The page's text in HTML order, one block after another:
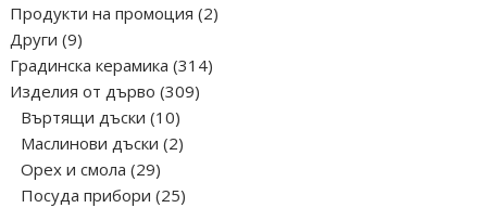
продукта
Продукти на промоция 22
Други 99
продукта
Градинска керамика 314314
Изделия от дърво 309309
Въртящи дъски 1010
продукта
Маслинови дъски 22
Орех и смола 2929
продукта
Посуда прибори 2525